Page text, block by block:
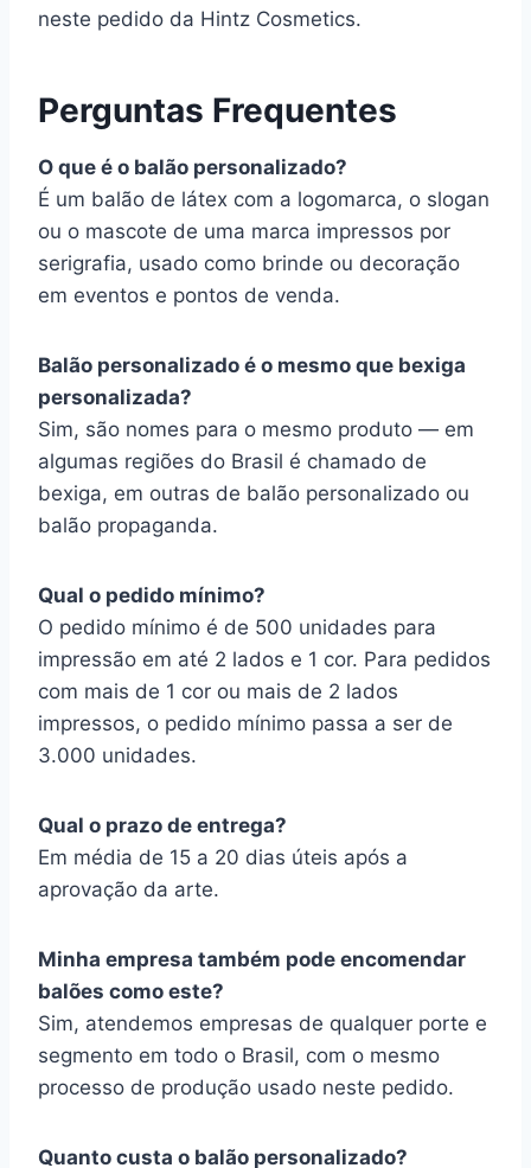
neste pedido da Hintz Cosmetics.
Perguntas Frequentes
O que é o balão personalizado?
É um balão de látex com a logomarca, o slogan
ou o mascote de uma marca impressos por
serigrafia, usado como brinde ou decoração
em eventos e pontos de venda.
Balão personalizado é o mesmo que bexiga
personalizada?
Sim, são nomes para o mesmo produto — em
algumas regiões do Brasil é chamado de
bexiga, em outras de balão personalizado ou
balão propaganda.
Qual o pedido mínimo?
O pedido mínimo é de 500 unidades para
impressão em até 2 lados e 1 cor. Para pedidos
com mais de 1 cor ou mais de 2 lados
impressos, o pedido mínimo passa a ser de
3.000 unidades.
Qual o prazo de entrega?
Em média de 15 a 20 dias úteis após a
aprovação da arte.
Minha empresa também pode encomendar
balões como este?
Sim, atendemos empresas de qualquer porte e
segmento em todo o Brasil, com o mesmo
processo de produção usado neste pedido.
Quanto custa o balão personalizado?